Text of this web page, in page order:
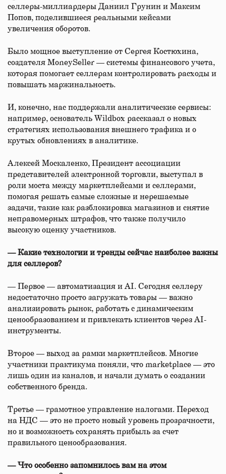
селлеры-миллиардеры Даниил Грунин и Максим
Попов, поделившиеся реальными кейсами
увеличения оборотов.
Было мощное выступление от Сергея Костюхина,
создателя MoneySeller — системы финансового учета,
которая помогает селлерам контролировать расходы и
повышать маржинальность.
И, конечно, нас поддержали аналитические сервисы:
например, основатель Wildbox рассказал о новых
стратегиях использования внешнего трафика и о
крутых обновлениях в аналитике.
Алексей Москаленко, Президент ассоциации
представителей электронной торговли, выступал в
роли моста между маркетплейсами и селлерами,
помогая решать самые сложные и нерешаемые
задачи, такие как разблокировка магазинов и снятие
неправомерных штрафов, что также получило
высокую оценку участников.
— Какие технологии и тренды сейчас наиболее важны
для селлеров?
— Первое — автоматизация и AI. Сегодня селлеру
недостаточно просто загружать товары — важно
анализировать рынок, работать с динамическим
ценообразованием и привлекать клиентов через AI-
инструменты.
Второе — выход за рамки маркетплейсов. Многие
участники практикума поняли, что marketplace — это
лишь один из каналов, и начали думать о создании
собственного бренда.
Третье — грамотное управление налогами. Переход
на НДС — это не просто новый уровень прозрачности,
но и возможность сохранять прибыль за счет
правильного ценообразования.
— Что особенно запомнилось вам на этом